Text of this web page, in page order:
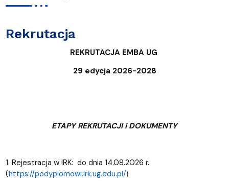
Rekrutacja
REKRUTACJA EMBA UG
29 edycja 2026-2028
ETAPY REKRUTACJI i DOKUMENTY
1. Rejestracja w IRK: do dnia 14.08.2026 r.
(https://podyplomowi.irk.ug.edu.pl/)